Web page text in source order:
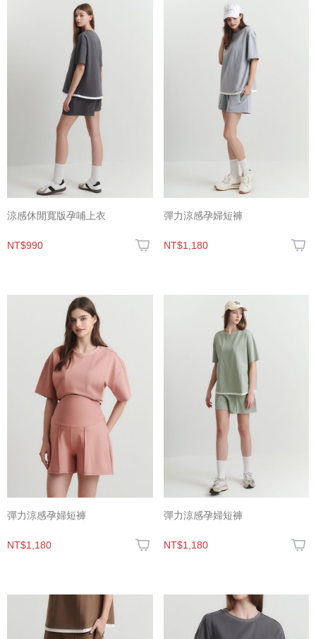
涼感休閒寬版孕哺上衣
NT$990
彈力涼感孕婦短褲
NT$1,180
彈力涼感孕婦短褲
NT$1,180
彈力涼感孕婦短褲
NT$1,180